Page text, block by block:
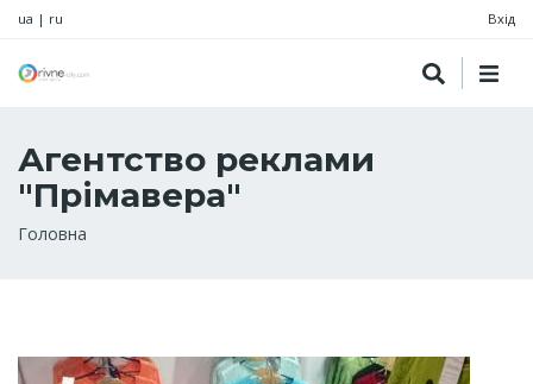
ua | ru Вхід
Агентство реклами
"Прімавера"
Рядок
Головна